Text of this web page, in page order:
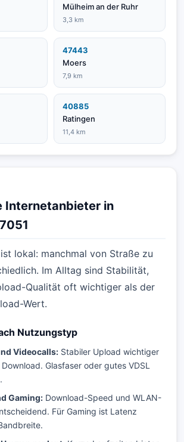
Mülheim an der Ruhr
3,3 km
47443
Moers
7,9 km
40885
Ratingen
11,4 km
Internetanbieter in
lokal: manchmal von Straße zu
Im Alltag sind Stabilität,
Qualität oft wichtiger als der
Wert.
Nutzungstyp
Videocalls: Stabiler Upload wichtiger
Glasfaser oder gutes VDSL
Gaming: Download-Speed und WLAN-
Für Gaming ist Latenz